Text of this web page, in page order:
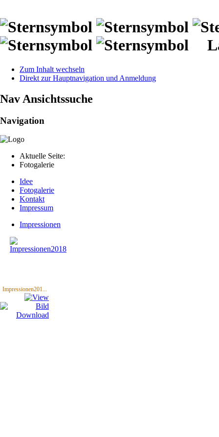
Zum Inhalt wechseln
Direkt zur Hauptnavigation und Anmeldung
Nav Ansichtssuche
Navigation
Aktuelle Seite:
Fotogalerie
Idee
Fotogalerie
Kontakt
Impressum
Impressionen
Impressionen201...